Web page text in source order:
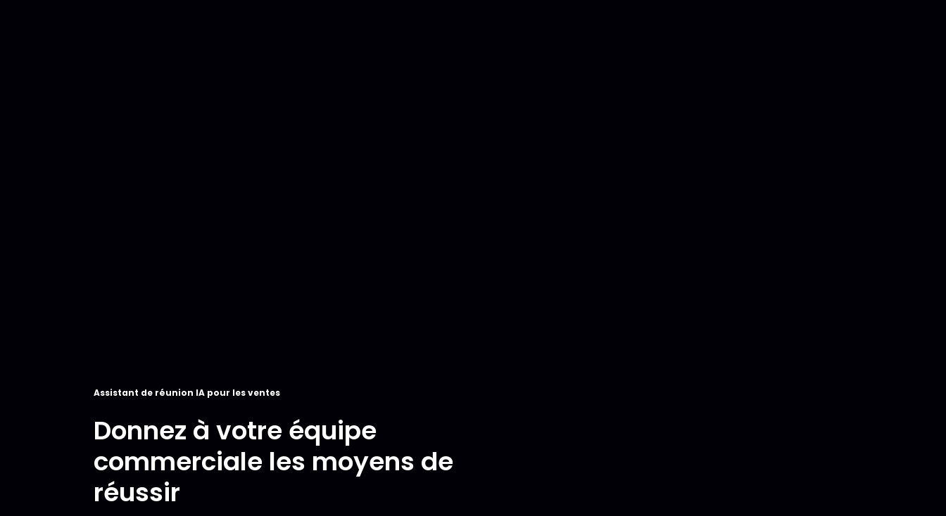
Assistant de réunion IA pour les ventes
Donnez à votre équipe
commerciale les moyens de
réussir